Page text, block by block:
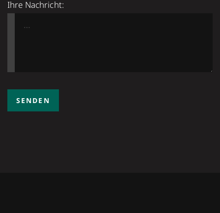
Ihre Nachricht: